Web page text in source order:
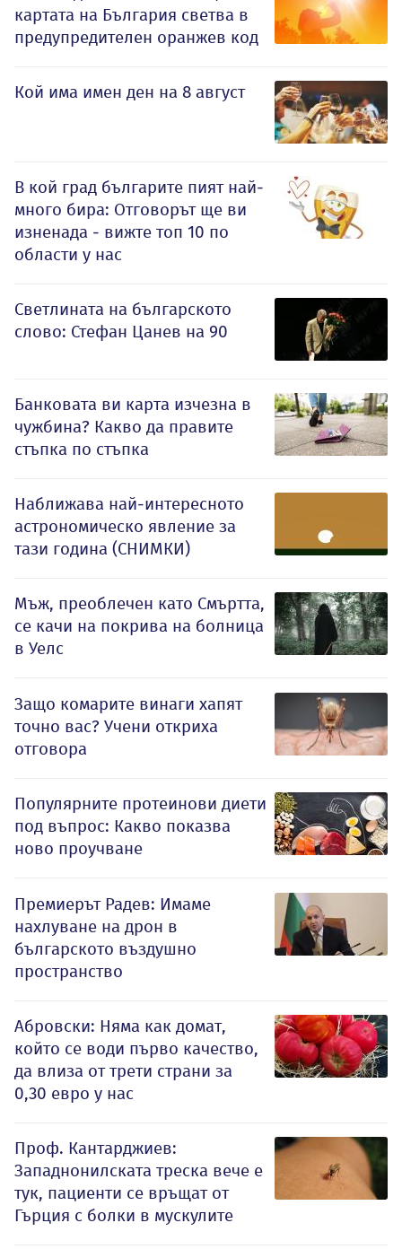
картата на България светва в
предупредителен оранжев код
Кой има имен ден на 8 август
В кой град българите пият най-
много бира: Отговорът ще ви
изненада - вижте топ 10 по
области у нас
Светлината на българското
слово: Стефан Цанев на 90
Банковата ви карта изчезна в
чужбина? Какво да правите
стъпка по стъпка
Наближава най-интересното
астрономическо явление за
тази година (СНИМКИ)
Мъж, преоблечен като Смъртта,
се качи на покрива на болница
в Уелс
Защо комарите винаги хапят
точно вас? Учени откриха
отговора
Популярните протеинови диети
под въпрос: Какво показва
ново проучване
Премиерът Радев: Имаме
нахлуване на дрон в
българското въздушно
пространство
Абровски: Няма как домат,
който се води първо качество,
да влиза от трети страни за
0,30 евро у нас
Проф. Кантарджиев:
Западнонилската треска вече е
тук, пациенти се връщат от
Гърция с болки в мускулите